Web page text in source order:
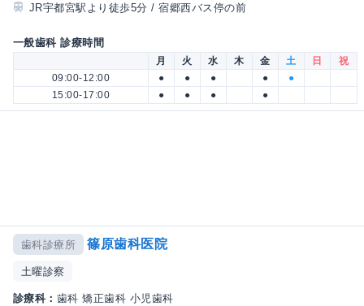
JR宇都宮駅より徒歩5分 / 宿郷西バス停の前
一般歯科 診療時間
月 火 水 木 金 土 日
祝
09:00-12:00
● ● ● ●
●
15:00-17:00
● ● ● ●
歯科診療所 篠原歯科医院
土曜診察
診療科： 歯科 矯正歯科 小児歯科